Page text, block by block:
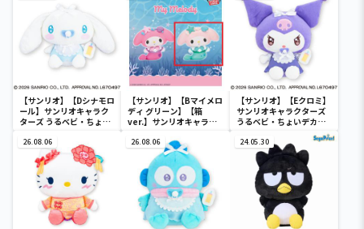
【サンリオ】【Dシナモロ
ール】サンリオキャラク
ターズ うるベビ・ちょい
【サンリオ】【Bマイメロ
ディ グリーン】【箱
ver.】サンリオキャラク
SOFVIMATES～マイメロ
ディ マーメイドver. ～
【サンリオ】【Eクロミ】
サンリオキャラクターズ
うるベビ・ちょいデカド
26.08.06 26.08.06 24.05.30